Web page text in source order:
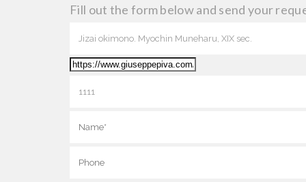
Fill out the form below and send your